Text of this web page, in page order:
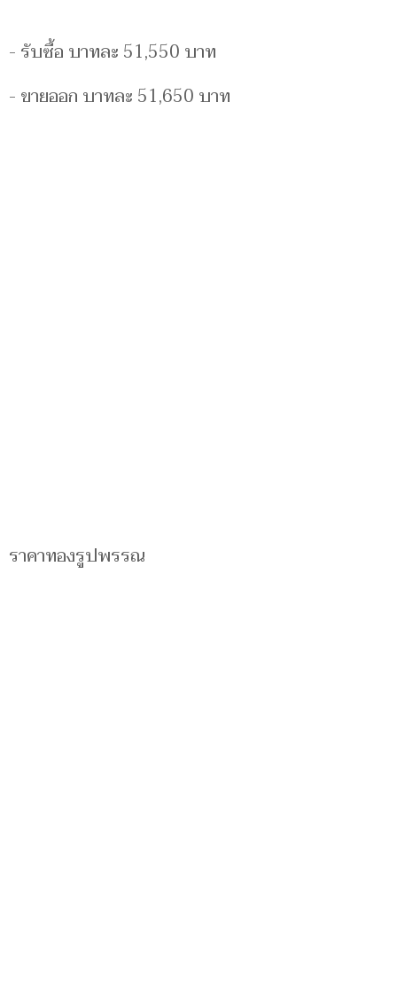
- รับซื้อ บาทละ 51,550 บาท
- ขายออก บาทละ 51,650 บาท
ราคาทองรูปพรรณ